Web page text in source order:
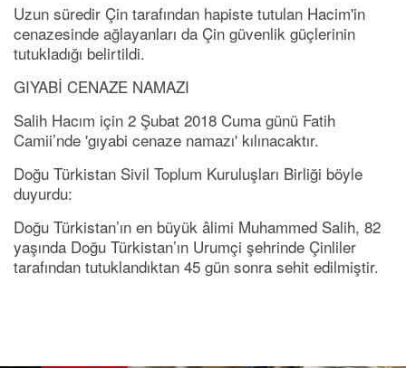
Uzun süredir Çin tarafından hapiste tutulan Hacim'in
cenazesinde ağlayanları da Çin güvenlik güçlerinin
tutukladığı belirtildi.
GIYABİ CENAZE NAMAZI
Salih Hacım için 2 Şubat 2018 Cuma günü Fatih
Camii’nde 'gıyabi cenaze namazı' kılınacaktır.
Doğu Türkistan Sivil Toplum Kuruluşları Birliği böyle
duyurdu:
Doğu Türkistan’ın en büyük âlimi Muhammed Salih, 82
yaşında Doğu Türkistan’ın Urumçi şehrinde Çinliler
tarafından tutuklandıktan 45 gün sonra sehit edilmiştir.